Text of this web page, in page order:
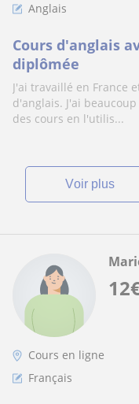
Anglais
Cours d'anglais
diplômée
J'ai travaillé en France
d'anglais. J'ai
des cours en l'utilis...
voir plus
12
Cours en ligne
Français